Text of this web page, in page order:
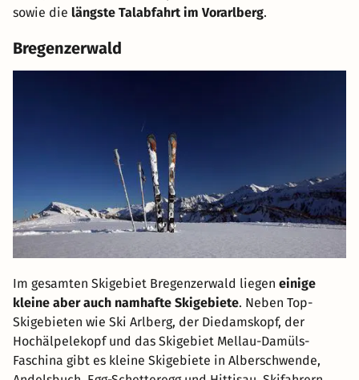
sowie die längste Talabfahrt im Vorarlberg.
Bregenzerwald
Im gesamten Skigebiet Bregenzerwald liegen einige
kleine aber auch namhafte Skigebiete. Neben Top-
Skigebieten wie Ski Arlberg, der Diedamskopf, der
Hochälpelekopf und das Skigebiet Mellau-Damüls-
Faschina gibt es kleine Skigebiete in Alberschwende,